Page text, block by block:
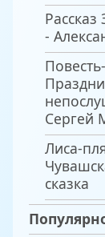
-
Сергей
Лиса-
сказка